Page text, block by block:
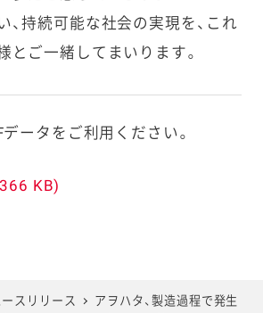
、持続可能な社会の実現を、これ
とご一緒してまいります。
データをご利用ください。
KB)
ースリリース
アヲハタ、製造過程で発生